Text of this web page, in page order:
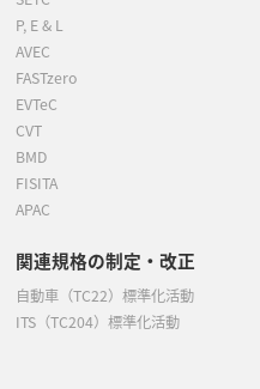
P, E & L
AVEC
FASTzero
EVTeC
CVT
BMD
FISITA
APAC
関連規格の制定・改正
自動車（TC22）標準化活動
ITS（TC204）標準化活動